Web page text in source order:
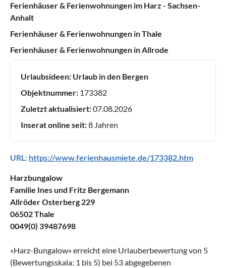
Ferienhäuser & Ferienwohnungen im Harz - Sachsen-
Anhalt
Ferienhäuser & Ferienwohnungen in Thale
Ferienhäuser & Ferienwohnungen in Allrode
Urlaubsideen: Urlaub in den Bergen
Objektnummer: 173382
Zuletzt aktualisiert:07.08.2026
Inserat online seit:8 Jahren
URL: https://www.ferienhausmiete.de/173382.htm
Harzbungalow
Familie Ines und Fritz Bergemann
Allröder Osterberg 229
06502 Thale
0049(0) 39487698
«Harz-Bungalow» erreicht eine Urlauberbewertung von 5
(Bewertungsskala: 1 bis 5) bei 53abgegebenen